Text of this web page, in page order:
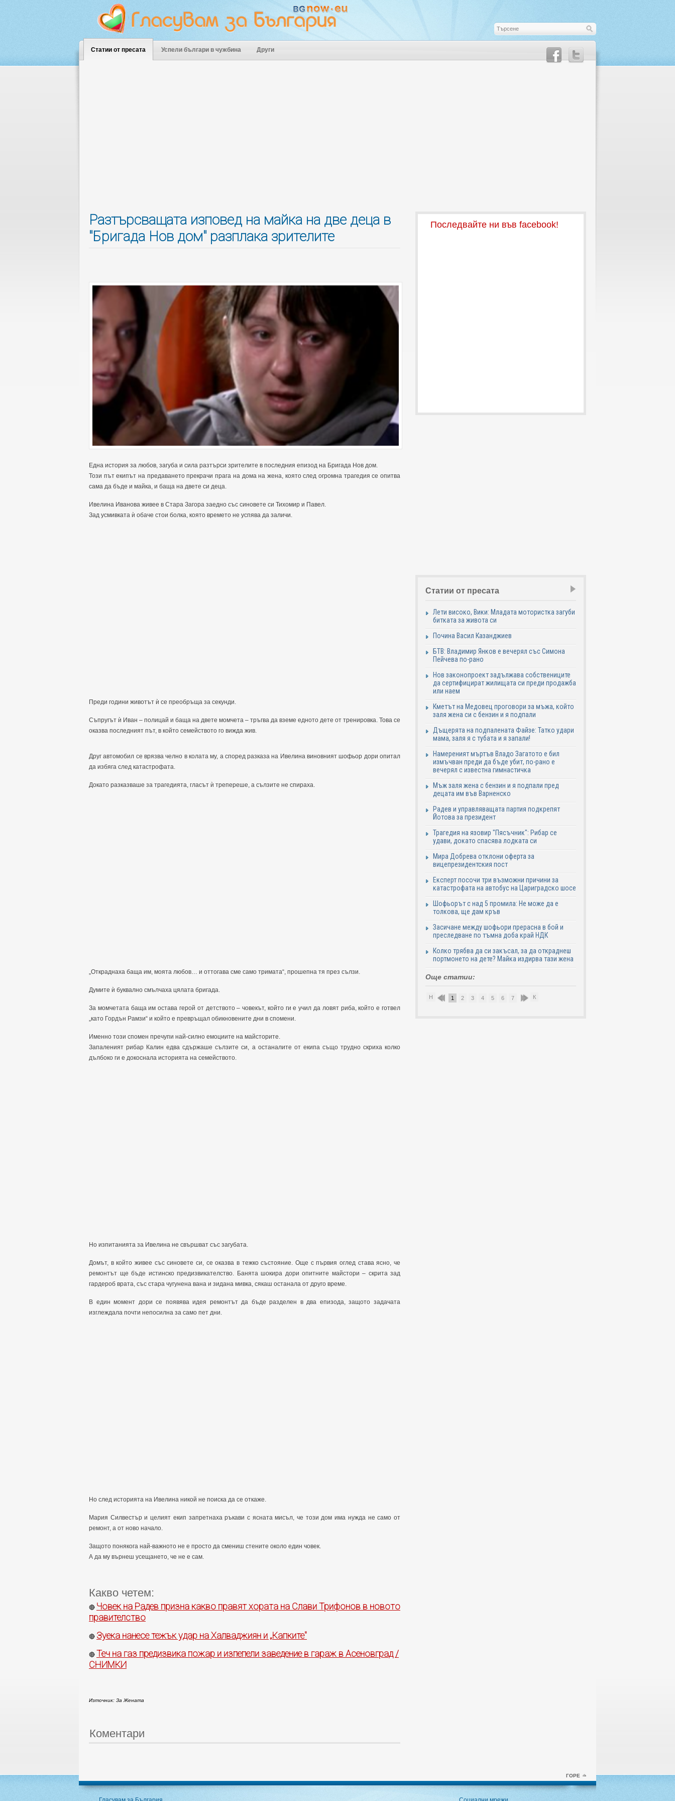
Статии от пресата Успели българи в чужбина Други
Разтърсващата изповед на майка на две деца в
"Бригада Нов дом" разплака зрителите
Една история за любов, загуба и сила разтърси зрителите в последния епизод на Бригада Нов дом.
Този път екипът на предаването прекрачи прага на дома на жена, която след огромна трагедия се опитва
сама да бъде и майка, и баща на двете си деца.
Ивелина Иванова живее в Стара Загора заедно със синовете си Тихомир и Павел.
Зад усмивката ѝ обаче стои болка, която времето не успява да заличи.
Преди години животът ѝ се преобръща за секунди.
Съпругът ѝ Иван – полицай и баща на двете момчета – тръгва да вземе едното дете от тренировка. Това се
оказва последният път, в който семейството го вижда жив.
Друг автомобил се врязва челно в колата му, а според разказа на Ивелина виновният шофьор дори опитал
да избяга след катастрофата.
Докато разказваше за трагедията, гласът ѝ трепереше, а сълзите не спираха.
„Откраднаха баща им, моята любов… и оттогава сме само тримата“, прошепна тя през сълзи.
Думите ѝ буквално смълчаха цялата бригада.
За момчетата баща им остава герой от детството – човекът, който ги е учил да ловят риба, който е готвел
„като Гордън Рамзи“ и който е превръщал обикновените дни в спомени.
Именно този спомен пречупи най-силно емоциите на майсторите.
Запаленият рибар Калин едва сдържаше сълзите си, а останалите от екипа също трудно скриха колко
дълбоко ги е докоснала историята на семейството.
Но изпитанията за Ивелина не свършват със загубата.
Домът, в който живее със синовете си, се оказва в тежко състояние. Още с първия оглед става ясно, че
ремонтът ще бъде истинско предизвикателство. Банята шокира дори опитните майстори – скрита зад
гардероб врата, със стара чугунена вана и зидана мивка, сякаш останала от друго време.
В един момент дори се появява идея ремонтът да бъде разделен в два епизода, защото задачата
изглеждала почти непосилна за само пет дни.
Но след историята на Ивелина никой не поиска да се откаже.
Мария Силвестър и целият екип запретнаха ръкави с ясната мисъл, че този дом има нужда не само от
ремонт, а от ново начало.
Защото понякога най-важното не е просто да смениш стените около един човек.
А да му върнеш усещането, че не е сам.
Какво четем:
🔴 Човек на Радев призна какво правят хората на Слави Трифонов в новото
правителство
🔴 Зуека нанесе тежък удар на Халваджиян и „Капките"
🔴 Теч на газ предизвика пожар и изпепели заведение в гараж в Асеновград /
СНИМКИ
Източник: За Жената
Коментари
Последвайте ни във facebook!
Статии от пресата
Лети високо, Вики: Младата мотористка загуби
битката за живота си
Почина Васил Казанджиев
БТВ: Владимир Янков е вечерял със Симона
Пейчева по-рано
Нов законопроект задължава собствениците
да сертифицират жилищата си преди продажба
или наем
Кметът на Медовец проговори за мъжа, който
заля жена си с бензин и я подпали
Дъщерята на подпалената Файзе: Татко удари
мама, заля я с тубата и я запали!
Намереният мъртъв Владо Загатото е бил
измъчван преди да бъде убит, по-рано е
вечерял с известна гимнастичка
Мъж заля жена с бензин и я подпали пред
децата им във Варненско
Радев и управляващата партия подкрепят
Йотова за президент
Трагедия на язовир "Пясъчник": Рибар се
удави, докато спасява лодката си
Мира Добрева отклони оферта за
вицепрезидентския пост
Експерт посочи три възможни причини за
катастрофата на автобус на Цариградско шосе
Шофьорът с над 5 промила: Не може да е
толкова, ще дам кръв
Засичане между шофьори прерасна в бой и
преследване по тъмна доба край НДК
Колко трябва да си закъсал, за да откраднеш
портмонето на дете? Майка издирва тази жена
Още статии:
Н 1 2 3 4 5 6 7 8 9К
ГОРЕ